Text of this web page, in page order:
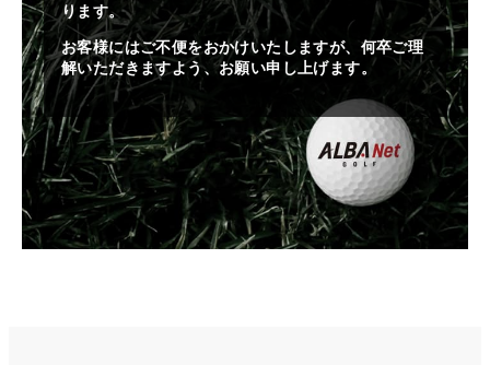
ります。
お客様にはご不便をおかけいたしますが、何卒ご理
解いただきますよう、お願い申し上げます。